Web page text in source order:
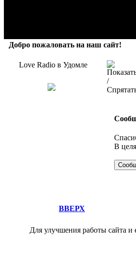
Добро пожаловать на наш сайт!
Love Radio в Удомле
В
ВВЕРХ
Для улучшения работы сайта и